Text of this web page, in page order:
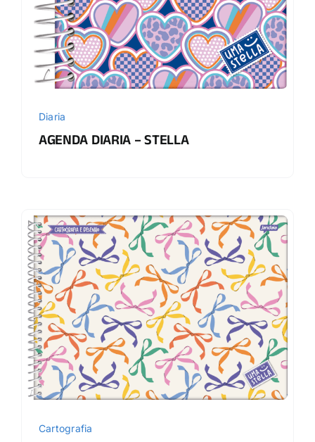
Diaria
AGENDA DIARIA – STELLA
Cartografia